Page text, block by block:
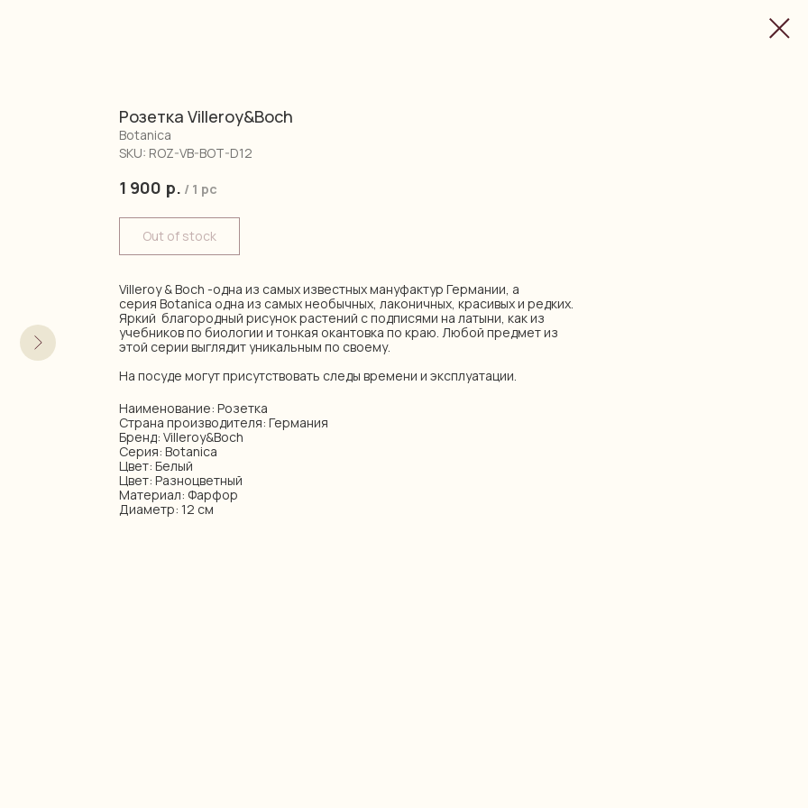
Розетка Villeroy&Boch
Botanica
SKU: ROZ-VB-BOT-D12
1 900 р. / 1 pc
Out of stock
Villeroy & Boch -одна из самых известных мануфактур Германии, а
серия Botanica одна из самых необычных, лаконичных, красивых и редких.
Яркий благородный рисунок растений с подписями на латыни, как из
учебников по биологии и тонкая окантовка по краю. Любой предмет из
этой серии выглядит уникальным по своему.
На посуде могут присутствовать следы времени и эксплуатации.
Наименование: Розетка
Страна производителя: Германия
Бренд: Villeroy&Boch
Серия: Botanica
Цвет: Белый
Цвет: Разноцветный
Материал: Фарфор
Диаметр: 12 см